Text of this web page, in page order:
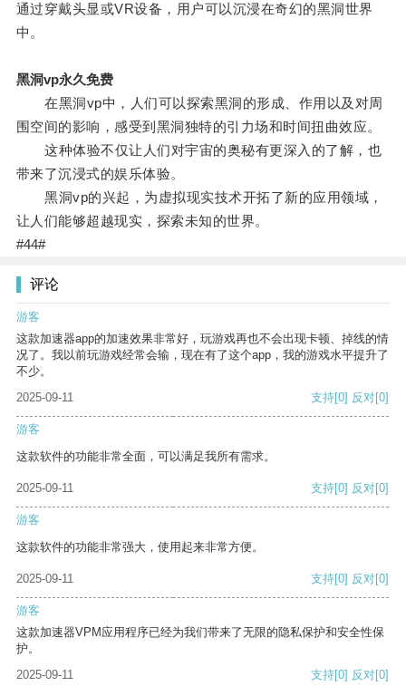
通过穿戴头显或VR设备，用户可以沉浸在奇幻的黑洞世界
中。
黑洞vp永久免费
在黑洞vp中，人们可以探索黑洞的形成、作用以及对周
围空间的影响，感受到黑洞独特的引力场和时间扭曲效应。
这种体验不仅让人们对宇宙的奥秘有更深入的了解，也
带来了沉浸式的娱乐体验。
黑洞vp的兴起，为虚拟现实技术开拓了新的应用领域，
让人们能够超越现实，探索未知的世界。
#44#
评论
游客
这款加速器app的加速效果非常好，玩游戏再也不会出现卡顿、掉线的情
况了。我以前玩游戏经常会输，现在有了这个app，我的游戏水平提升了
不少。
2025-09-11
支持[0] 反对[0]
游客
这款软件的功能非常全面，可以满足我所有需求。
2025-09-11 支持[0] 反对[0]
游客
这款软件的功能非常强大，使用起来非常方便。
2025-09-11 支持[0] 反对[0]
游客
这款加速器VPM应用程序已经为我们带来了无限的隐私保护和安全性保
护。
2025-09-11
支持[0] 反对[0]